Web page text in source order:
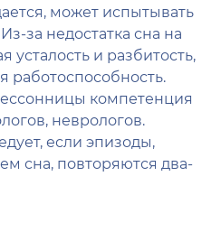
может испытывать
за недостатка сна на
усталость и разбитость,
работоспособность.
компетенция
неврологов.
если эпизоды,
сна, повторяются два-